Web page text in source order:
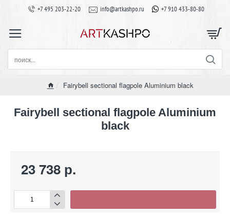
+7 495 203-22-20 info@artkashpo.ru +7 910 433-80-80
поиск...
Fairybell sectional flagpole Aluminium black
Fairybell sectional flagpole Aluminium
black
23 738 р.